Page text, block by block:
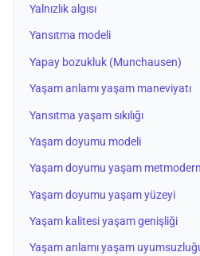
Yalnızlık algısı
Yansıtma modeli
Yapay bozukluk (Munchausen)
Yaşam anlamı yaşam maneviyatı
Yansıtma yaşam sıkılığı
Yaşam doyumu modeli
Yaşam doyumu yaşam
Yaşam doyumu yaşam yüzeyi
Yaşam kalitesi yaşam genişliği
Yaşam anlamı yaşam